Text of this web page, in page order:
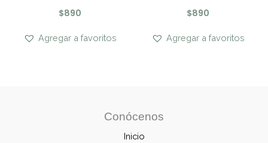
$890
Agregar a favoritos
$890
Agregar a favoritos
Conócenos
Inicio